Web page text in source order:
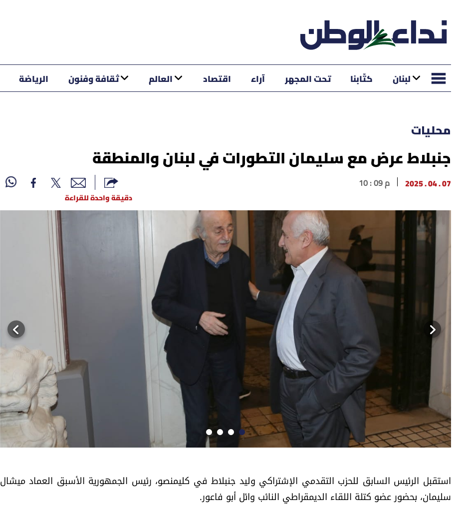
لبنان كتّابنا تحت المجهر آراء اقتصاد العالم ثقافة وفنون الرياضة
محليات
جنبلاط عرض مع سليمان التطورات في لبنان والمنطقة
07 . 04 . 2025 10 : 09 م
دقيقة واحدة للقراءة
استقبل الرئيس السابق للحزب التقدمي الإشتراكي وليد جنبلاط في كليمنصو، رئيس الجمهورية الأسبق العماد ميشال
سليمان، بحضور عضو كتلة اللقاء الديمقراطي النائب وائل أبو فاعور.